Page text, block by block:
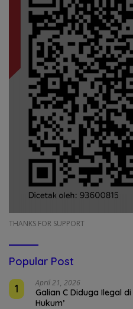
THANKS FOR SUPPORT
Popular Post
1
April 21, 2026
Galian C Diduga Ilegal
Hukum’